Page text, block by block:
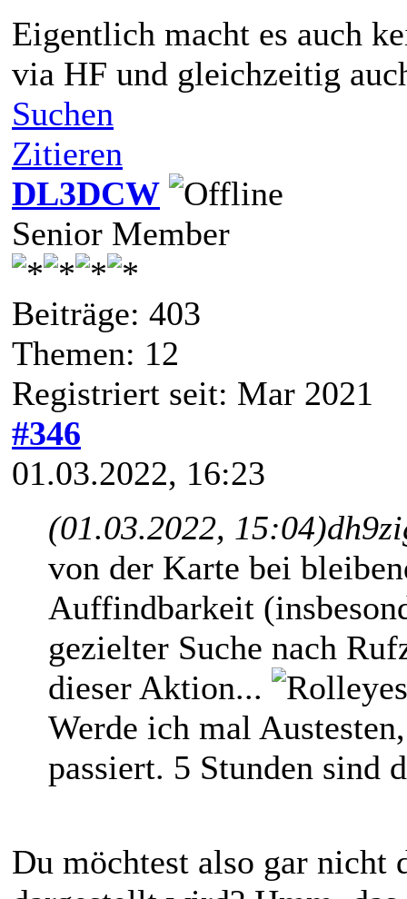
Eigentlich macht es auch
via HF und gleichzeitig
Suchen
Zitieren
DL3DCW
Senior Member
Beiträge: 403
Themen: 12
Registriert seit: Mar 2021
#346
01.03.2022, 16:23
(01.03.2022, 15:04)
von der Karte bei
Auffindbarkeit
gezielter Suche nach
dieser Aktion...
Werde ich mal
passiert. 5 Stunden sind
Du möchtest also gar nicht